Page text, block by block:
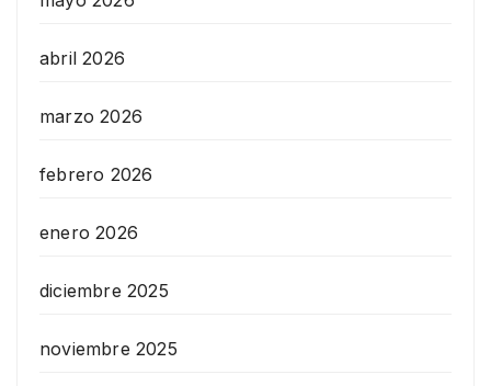
abril 2026
marzo 2026
febrero 2026
enero 2026
diciembre 2025
noviembre 2025